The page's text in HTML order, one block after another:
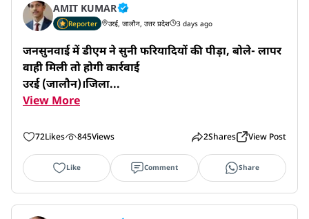
AMIT KUMAR
Reporter उरई, जालौन, उत्तर प्रदेश 3 days ago
जनसुनवाई में डीएम ने सुनी फरियादियों की पीड़ा, बोले- लापर
वाही मिली तो होगी कार्रवाई
उरई (जालौन)।जिला...
View More
72Likes 845Views 2Shares View Post
Like Comment Share